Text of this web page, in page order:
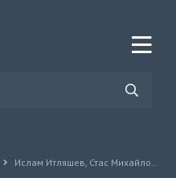
Ислам Итляшев, Стас Михайлов - Снег